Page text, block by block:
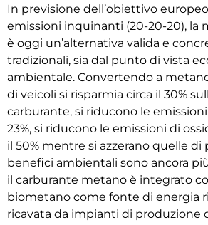
In previsione dell’obiettivo
emissioni inquinanti (20-20-20), la
è oggi un’alternativa valida e
tradizionali, sia dal punto di vista
ambientale. Convertendo a
di veicoli si risparmia circa il 30%
carburante, si riducono le emissioni
23%, si riducono le emissioni di
il 50% mentre si azzerano quelle di
benefici ambientali sono ancora
il carburante metano è integrato
biometano come fonte di energia
ricavata da impianti di produzione